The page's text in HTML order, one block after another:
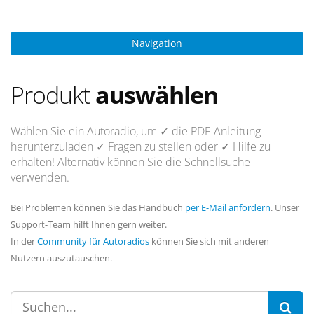
Navigation
Produktauswählen
Wählen Sie ein Autoradio, um ✓ die PDF-Anleitung
herunterzuladen ✓ Fragen zu stellen oder ✓ Hilfe zu
erhalten! Alternativ können Sie die Schnellsuche
verwenden.
Bei Problemen können Sie das Handbuch per E-Mail anfordern. Unser
Support-Team hilft Ihnen gern weiter.
In derCommunity für Autoradios können Sie sich mit anderen
Nutzern auszutauschen.